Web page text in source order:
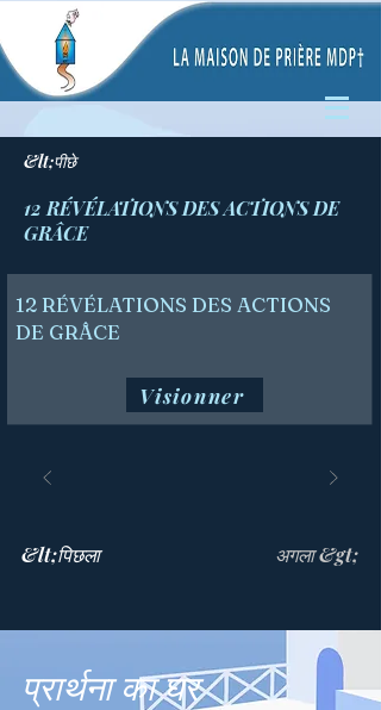
&lt;पीछे
12 RÉVÉLATIONS DES ACTIONS DE
GRÂCE
12 RÉVÉLATIONS DES ACTIONS
DE GRÂCE
Visionner
&lt;पिछला अगला &gt;
प्रार्थना का घर